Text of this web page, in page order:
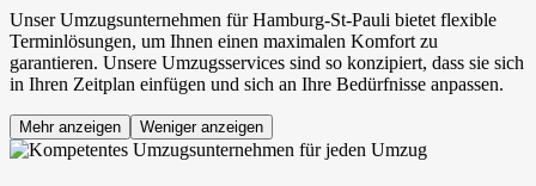
Unser Umzugsunternehmen für Hamburg-St-Pauli bietet flexible
Terminlösungen, um Ihnen einen maximalen Komfort zu
garantieren. Unsere Umzugsservices sind so konzipiert, dass sie sich
in Ihren Zeitplan einfügen und sich an Ihre Bedürfnisse anpassen.
Mehr anzeigen Weniger anzeigen